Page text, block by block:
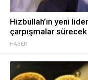
HABER
Hizbullah’ın yeni
çarpışmalar sürecek